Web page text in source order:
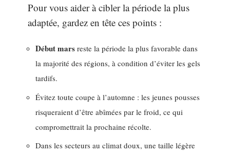
Pour vous aider à cibler la période la plus
adaptée, gardez en tête ces points :
Début mars reste la période la plus favorable dans
la majorité des régions, à condition d’éviter les gels
tardifs.
Évitez toute coupe à l’automne : les jeunes pousses
risqueraient d’être abîmées par le froid, ce qui
compromettrait la prochaine récolte.
Dans les secteurs au climat doux, une taille légère